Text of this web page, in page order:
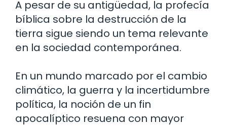
A pesar de su antigüedad, la profecía
bíblica sobre la destrucción de la
tierra sigue siendo un tema relevante
en la sociedad contemporánea.
En un mundo marcado por el cambio
climático, la guerra y la incertidumbre
política, la noción de un fin
apocalíptico resuena con mayor